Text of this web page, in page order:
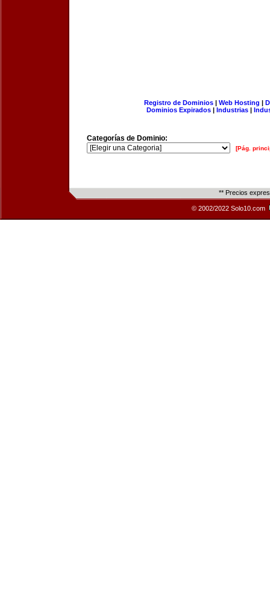
Registro de Dominios| Web Hosting |
Dominios Expirados | Industrias |
Categorías de Dominio:
[Pág.
** Precios
© 2002/2022 Solo10.com